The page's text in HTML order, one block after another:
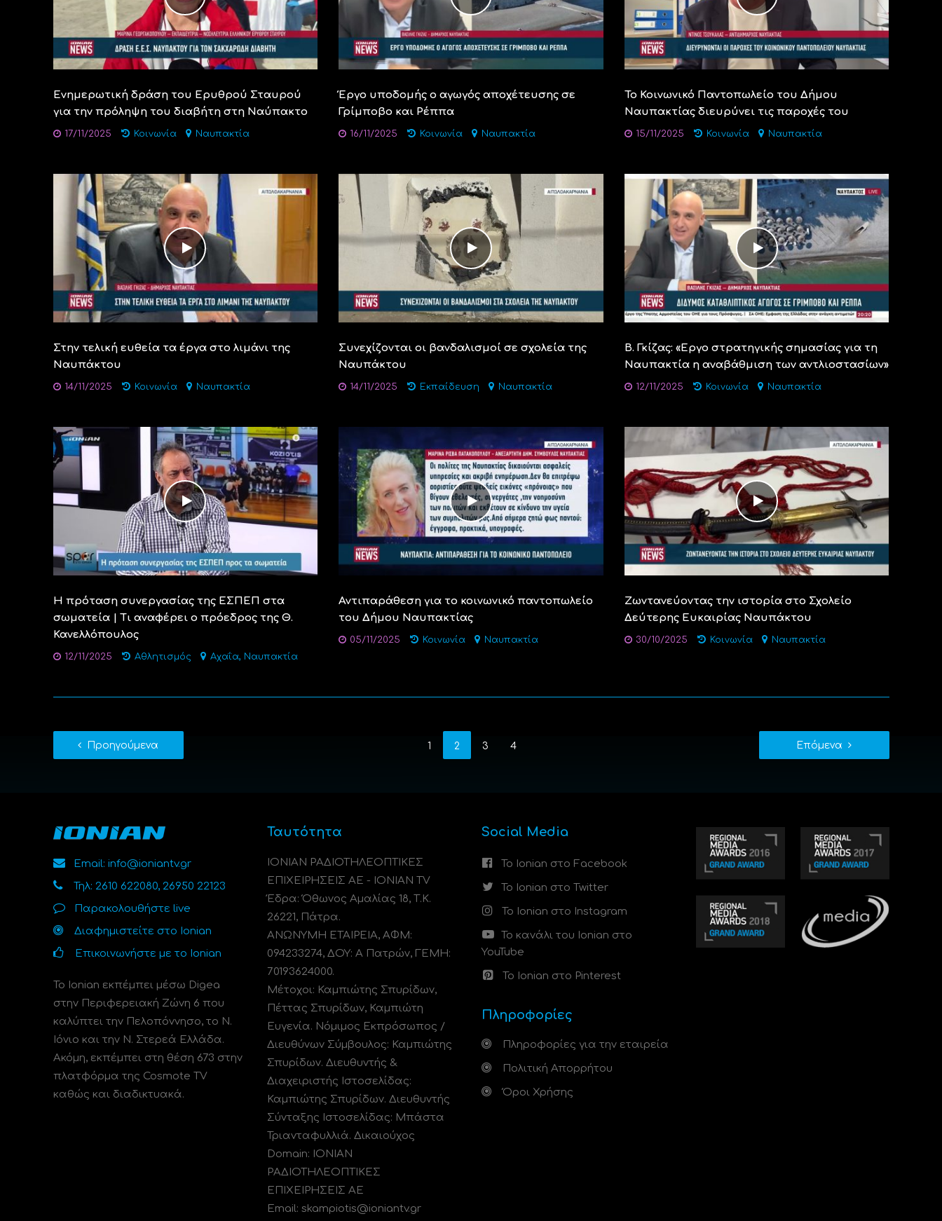
Ενημερωτική δράση του Ερυθρού Σταυρού
για την πρόληψη του διαβήτη στη Ναύπακτο
17/11/2025 Κοινωνία Ναυπακτία
Έργο υποδομής ο αγωγός αποχέτευσης σε
Γρίμποβο και Ρέππα
16/11/2025 Κοινωνία Ναυπακτία
Το Κοινωνικό Παντοπωλείο του Δήμου
Ναυπακτίας διευρύνει τις παροχές του
15/11/2025 Κοινωνία Ναυπακτία
Στην τελική ευθεία τα έργα στο λιμάνι της
Ναυπάκτου
14/11/2025 Κοινωνία Ναυπακτία
Συνεχίζονται οι βανδαλισμοί σε σχολεία της
Ναυπάκτου
14/11/2025 Εκπαίδευση Ναυπακτία
Β. Γκίζας: «Εργο στρατηγικής σημασίας για τη
Ναυπακτία η αναβάθμιση των αντλιοστασίων»
12/11/2025 Κοινωνία Ναυπακτία
Η πρόταση συνεργασίας της ΕΣΠΕΠ στα
σωματεία | Τι αναφέρει ο πρόεδρος της Θ.
Κανελλόπουλος
12/11/2025 Αθλητισμός Αχαΐα, Ναυπακτία
Αντιπαράθεση για το κοινωνικό παντοπωλείο
του Δήμου Ναυπακτίας
05/11/2025 Κοινωνία Ναυπακτία
Ζωντανεύοντας την ιστορία στο Σχολείο
Δεύτερης Ευκαιρίας Ναυπάκτου
30/10/2025 Κοινωνία Ναυπακτία
Προηγούμενα 1 2 3 4 Επόμενα
Email: info@ioniantv.gr
Τηλ: 2610 622080, 26950 22123
Παρακολουθήστε live
Διαφημιστείτε στο Ionian
Επικοινωνήστε με το Ionian
Το Ionian εκπέμπει μέσω Digea
στην Περιφερειακή Ζώνη 6 που
καλύπτει την Πελοπόννησο, το N.
Ιόνιο και την Ν. Στερεά Ελλάδα.
Ακόμη, εκπέμπει στη θέση 673 στην
πλατφόρμα της Cosmote TV
καθώς και διαδικτυακά.
Ταυτότητα
ΙΟΝΙΑΝ ΡΑΔΙΟΤΗΛΕΟΠΤΙΚΕΣ
ΕΠΙΧΕΙΡΗΣΕΙΣ ΑΕ - IONIAN TV
Έδρα: Όθωνος Αμαλίας 18, Τ.Κ.
26221, Πάτρα.
ΑΝΩΝΥΜΗ ΕΤΑΙΡΕΙΑ, ΑΦΜ:
094233274, ΔΟΥ: A Πατρών, ΓΕΜΗ:
70193624000.
Μέτοχοι: Καμπιώτης Σπυρίδων,
Πέττας Σπυρίδων, Καμπιώτη
Ευγενία. Νόμιμος Εκπρόσωπος /
Διευθύνων Σύμβουλος: Καμπιώτης
Σπυρίδων. Διευθυντής &
Διαχειριστής Ιστοσελίδας:
Καμπιώτης Σπυρίδων. Διευθυντής
Σύνταξης Ιστοσελίδας: Μπάστα
Τριανταφυλλιά. Δικαιούχος
Domain: ΙΟΝΙΑΝ
ΡΑΔΙΟΤΗΛΕΟΠΤΙΚΕΣ
ΕΠΙΧΕΙΡΗΣΕΙΣ ΑΕ
Email: skampiotis@ioniantv.gr
Social Media
Το Ionian στο Facebook
Το Ionian στο Twitter
Το Ionian στο Instagram
Το κανάλι του Ionian στο
YouTube
Το Ionian στο Pinterest
Πληροφορίες
Πληροφορίες για την εταιρεία
Πολιτική Απορρήτου
Όροι Χρήσης